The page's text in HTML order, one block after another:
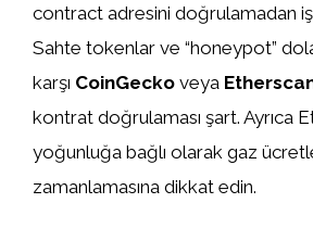
contract adresini doğrulamadan
Sahte tokenlar ve “honeypot”
karşı CoinGecko veya
kontrat doğrulaması şart. Ayrıca
yoğunluğa bağlı olarak gaz
zamanlamasına dikkat edin.